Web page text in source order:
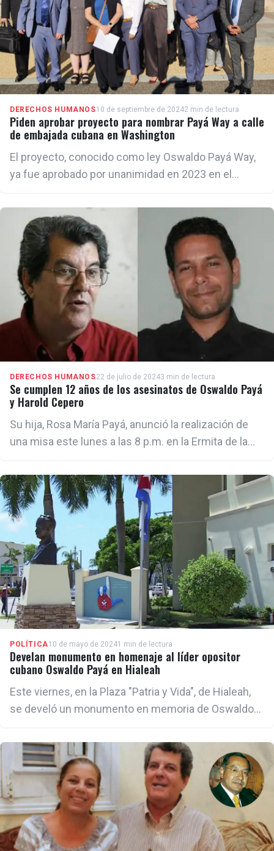
DERECHOS HUMANOS10 de septiembre de 20242 min de lectura
Piden aprobar proyecto para nombrar Payá Way a calle
de embajada cubana en Washington
El proyecto, conocido como ley Oswaldo Payá Way,
ya fue aprobado por unanimidad en 2023 en el
DERECHOS HUMANOS22 de julio de 20243 min de lectura
Se cumplen 12 años de los asesinatos de Oswaldo Payá
y Harold Cepero
Su hija, Rosa María Payá, anunció la realización de
una misa este lunes a las 8 p.m. en la Ermita de la
POLÍTICA10 de mayo de 20241 min de lectura
Develan monumento en homenaje al líder opositor
cubano Oswaldo Payá en Hialeah
Este viernes, en la Plaza "Patria y Vida", de Hialeah,
se develó un monumento en memoria de Oswaldo
Varela, en conmemoración del duodécimo
aniversario de su trágica muerte.